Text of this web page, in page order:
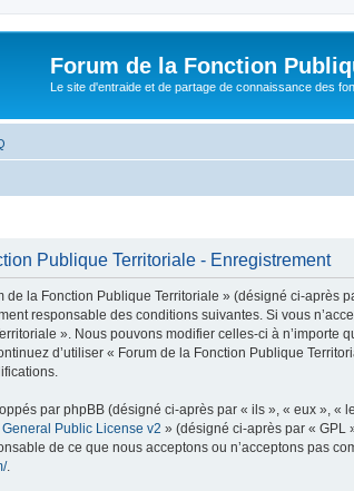
Forum de la Fonction
Le site d'entraide et de partage de connaissance des
Publique Territoriale - Enregistrement
de la Fonction Publique Territoriale » (désigné ci-après
responsable des conditions suivantes. Si vous
». Nous pouvons modifier celles-ci à
d’utiliser « Forum de la Fonction Publique
par phpBB (désigné ci-après par « ils », « eux »,
Public License v2 » (désigné ci-après par « GPL
de ce que nous acceptons ou n’acceptons pas
.